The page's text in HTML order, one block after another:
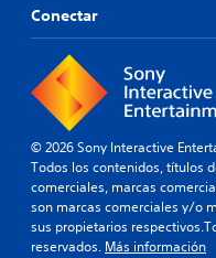
Conectar
© 2026 Sony Interactive
Todos los contenidos, títulos
comerciales, marcas
son marcas comerciales y/o
sus propietarios
reservados. Más información